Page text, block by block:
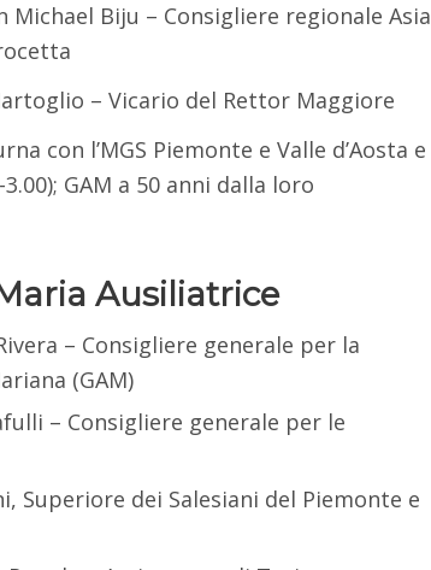
Biju – Consigliere regionale Asia
– Vicario del Rettor Maggiore
con l’MGS Piemonte e Valle d’Aosta e
GAM a 50 anni dalla loro
Ausiliatrice
– Consigliere generale per la
(GAM)
– Consigliere generale per le
Superiore dei Salesiani del Piemonte e